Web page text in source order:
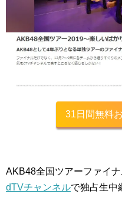
31日間無料
AKB48全国ツアーファイ
dTVチャンネルで独占生中